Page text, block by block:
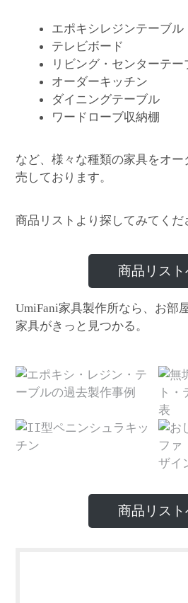
エポキシレジンテーブル
テレビボード
リビング・センターテー
オーダーキッチン
ダイニングテーブル
ワードローブ収納棚
など、様々な種類の家具をオー
売しております。
商品リストより探してみてくだ
商品リス
UmiFani家具製作所なら、お部
家具がきっと見つかる。
商品リス